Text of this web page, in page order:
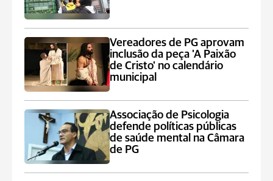
Vereadores de PG aprovam
inclusão da peça 'A Paixão
de Cristo' no calendário
municipal
Associação de Psicologia
defende políticas públicas
de saúde mental na Câmara
de PG